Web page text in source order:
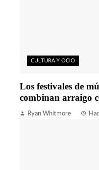
CULTURA Y OCIO
Los festivales de
combinan arraigo
Ryan Whitmore